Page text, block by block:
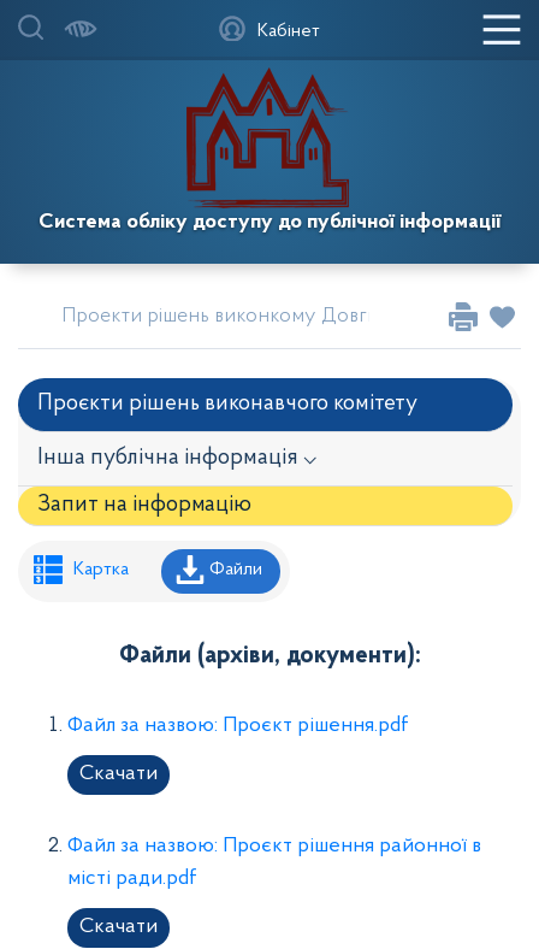
Система обліку доступу до публічної інформації
Кабінет
Проекти рішень виконкому Довгинцівської
Проєкти рішень виконавчого комітету
Інша публічна інформація ⌵
Запит на iнформацію
Рішення районної ради
Розпорядження районного голови
Проекти рішень районної ради
Проєкти рішень виконавчого комітету
Картка Файли
Файли (архіви, документи):
Файл за назвою: Проєкт рішення.pdf
Скачати
Файл за назвою: Проєкт рішення районної в
місті ради.pdf
Скачати